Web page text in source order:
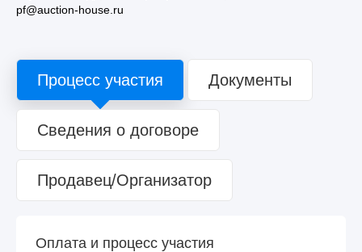
pf@auction-house.ru
Процесс участия Документы
Сведения о договоре
Продавец/Организатор
Оплата и процесс участия